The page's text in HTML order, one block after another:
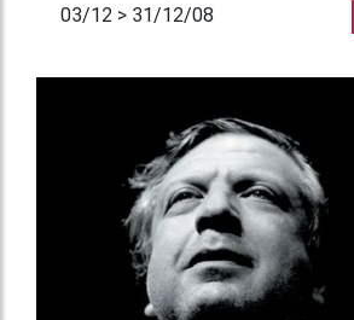
03/12 > 31/12/08